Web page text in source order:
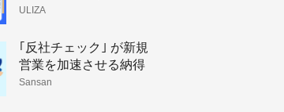
体制と技術伝承
ULIZA
｢反社チェック｣ が新規
営業を加速させる納得
理由
Sansan